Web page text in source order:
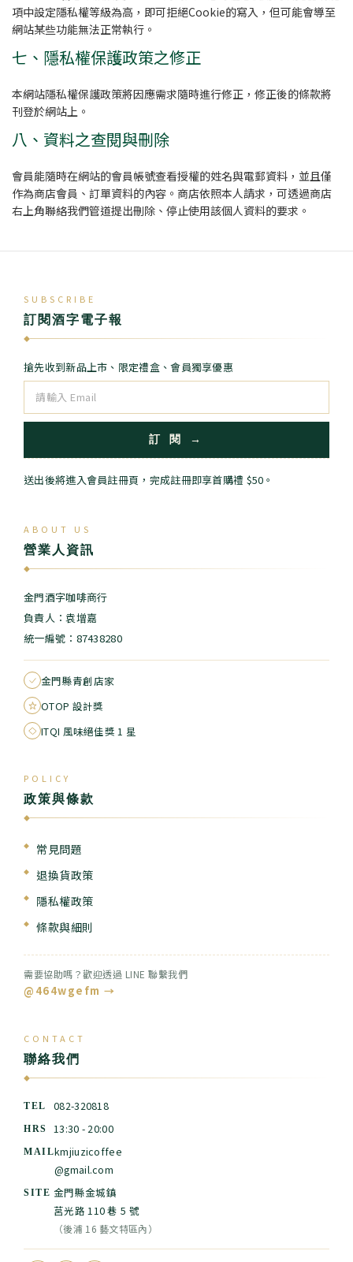
項中設定隱私權等級為高，即可拒絕Cookie的寫入，但可能會導至
網站某些功能無法正常執行。
七、隱私權保護政策之修正
本網站隱私權保護政策將因應需求隨時進行修正，修正後的條款將
刊登於網站上。
八、資料之查閱與刪除
會員能隨時在網站的會員帳號查看授權的姓名與電郵資料，並且僅
作為商店會員、訂單資料的內容。商店依照本人請求，可透過商店
右上角聯絡我們管道提出刪除、停止使用該個人資料的要求。
SUBSCRIBE
訂閱酒字電子報
◆
搶先收到新品上市、限定禮盒、會員獨享優惠
訂 閱 →
送出後將進入會員註冊頁，完成註冊即享首購禮 $50。
ABOUT US
營業人資訊
◆
金門酒字咖啡商行
負責人：袁增嘉
統一編號：87438280
金門縣青創店家
OTOP 設計獎
ITQI 風味絕佳獎 1 星
POLICY
政策與條款
◆
常見問題
退換貨政策
隱私權政策
條款與細則
需要協助嗎？歡迎透過 LINE 聯繫我們
@464wgefm →
CONTACT
聯絡我們
◆
TEL 082-320818
HRS 13:30 - 20:00
MAILkmjiuzicoffee
@gmail.com
SITE 金門縣金城鎮
莒光路 110 巷 5 號
（後浦 16 藝文特區內）